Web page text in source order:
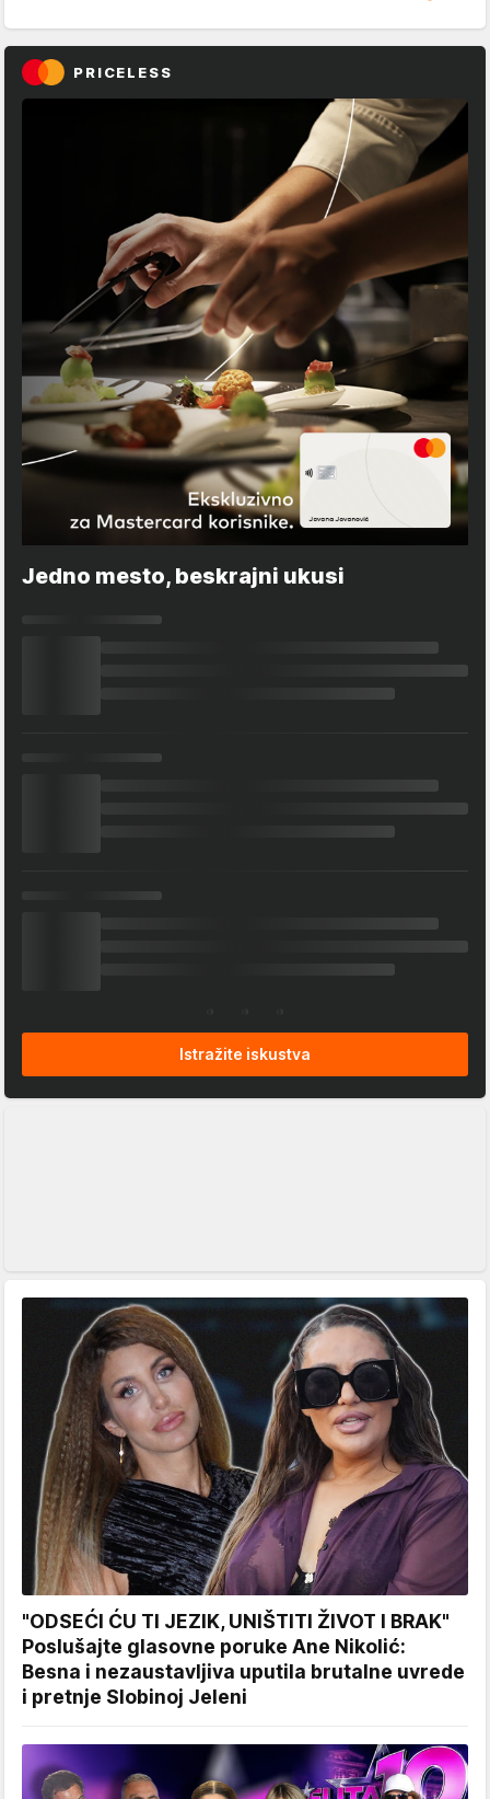
PRICELESS
Jedno mesto, beskrajni ukusi
Istražite iskustva
"ODSEĆI ĆU TI JEZIK, UNIŠTITI ŽIVOT I BRAK"
Poslušajte glasovne poruke Ane Nikolić:
Besna i nezaustavljiva uputila brutalne uvrede
i pretnje Slobinoj Jeleni